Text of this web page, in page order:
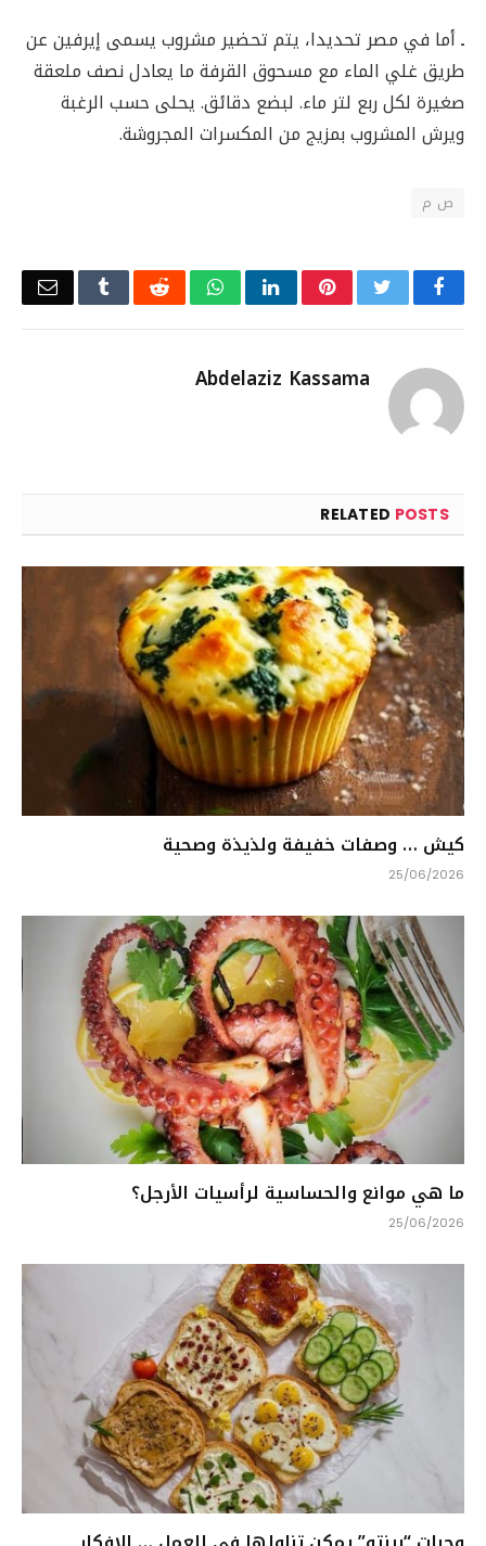
ـأما في مصر تحديدا، يتم تحضير مشروب يسمى إيرفين عن
طريق غلي الماء مع مسحوق القرفة ما يعادل نصف ملعقة
صغيرة لكل ربع لتر ماء. لبضع دقائق. يحلى حسب الرغبة
ويرش المشروب بمزيج من المكسرات المجروشة.
ص م
Facebook
Twitter
Pinterest
LinkedIn
WhatsApp
Reddit
Tumblr
Abdelaziz Kassama
RELATED POSTS
كيش … وصفات خفيفة ولذيذة وصحية
25/06/2026
ما هي موانع والحساسية لرأسيات الأرجل؟
25/06/2026